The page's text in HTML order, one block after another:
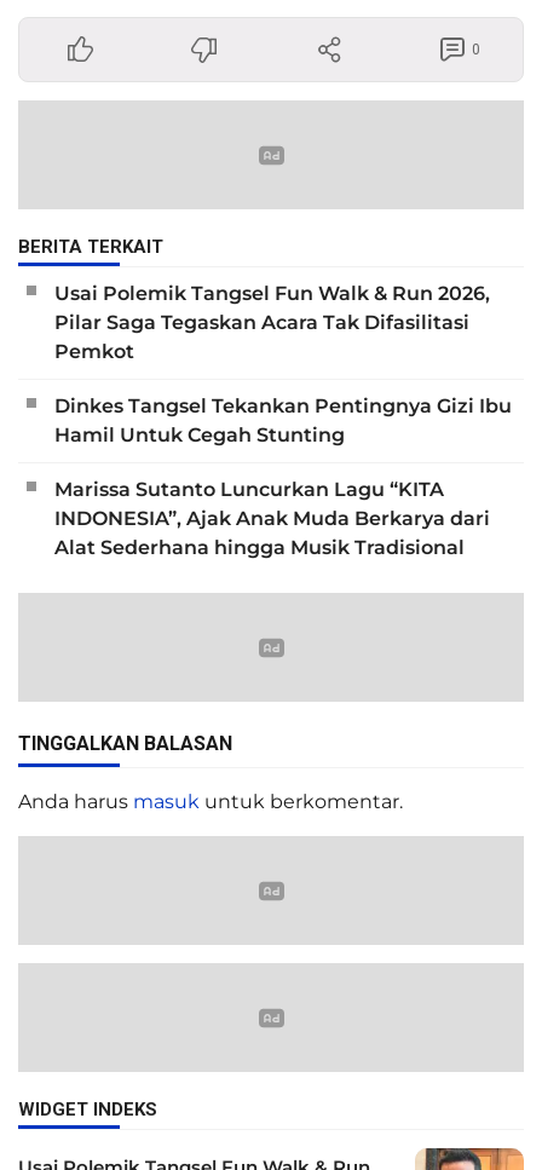
0
BERITA TERKAIT
Usai Polemik Tangsel Fun Walk & Run 2026,
Pilar Saga Tegaskan Acara Tak Difasilitasi
Pemkot
Dinkes Tangsel Tekankan Pentingnya Gizi Ibu
Hamil Untuk Cegah Stunting
Marissa Sutanto Luncurkan Lagu “KITA
INDONESIA”, Ajak Anak Muda Berkarya dari
Alat Sederhana hingga Musik Tradisional
TINGGALKAN BALASAN
Anda harus masuk untuk berkomentar.
WIDGET INDEKS